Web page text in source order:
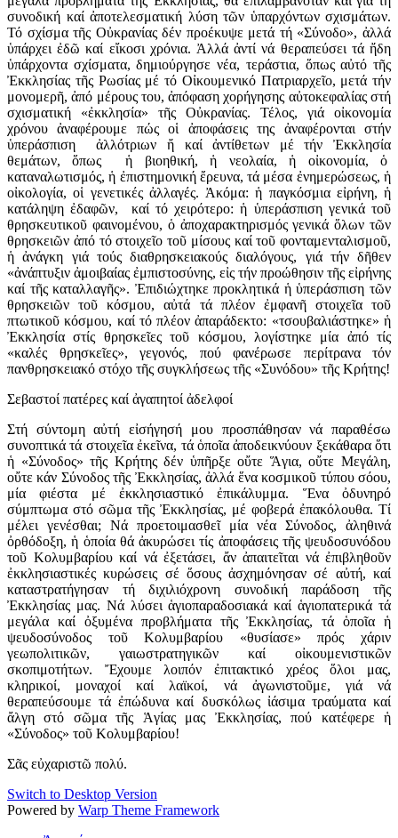
συνοδική καί ἀποτελεσματική λύση τῶν ὑπαρχόντων σχισμάτων.
Τό σχίσμα τῆς Οὐκρανίας δέν προέκυψε μετά τή «Σύνοδο», ἀλλά
ὑπάρχει ἐδῶ καί εἴκοσι χρόνια. Ἀλλά ἀντί νά θεραπεύσει τά ἤδη
ὑπάρχοντα σχίσματα, δημιούργησε νέα, τεράστια, ὅπως αὐτό τῆς
Ἐκκλησίας τῆς Ρωσίας μέ τό Οἰκουμενικό Πατριαρχεῖο, μετά τήν
μονομερῆ, ἀπό μέρους του, ἀπόφαση χορήγησης αὐτοκεφαλίας στή
σχισματική «ἐκκλησία» τῆς Οὐκρανίας. Τέλος, γιά οἰκονομία
χρόνου ἀναφέρουμε πώς οἱ ἀποφάσεις της ἀναφέρονται στήν
ὑπεράσπιση ἀλλότριων ἤ καί ἀντίθετων μέ τήν Ἐκκλησία
θεμάτων, ὅπως ἡ βιοηθική, ἡ νεολαία, ἡ οἰκονομία, ὁ
καταναλωτισμός, ἡ ἐπιστημονική ἔρευνα, τά μέσα ἐνημερώσεως, ἡ
οἰκολογία, οἱ γενετικές ἀλλαγές. Ἀκόμα: ἡ παγκόσμια εἰρήνη, ἡ
κατάληψη ἐδαφῶν, καί τό χειρότερο: ἡ ὑπεράσπιση γενικά τοῦ
θρησκευτικοῦ φαινομένου, ὁ ἀποχαρακτηρισμός γενικά ὅλων τῶν
θρησκειῶν ἀπό τό στοιχεῖο τοῦ μίσους καί τοῦ φονταμενταλισμοῦ,
ἡ ἀνάγκη γιά τούς διαθρησκειακούς διαλόγους, γιά τήν δῆθεν
«ἀνάπτυξιν ἀμοιβαίας ἐμπιστοσύνης, εἰς τήν προώθησιν τῆς εἰρήνης
καί τῆς καταλλαγῆς». Ἐπιδιώχτηκε προκλητικά ἡ ὑπεράσπιση τῶν
θρησκειῶν τοῦ κόσμου, αὐτά τά πλέον ἐμφανῆ στοιχεῖα τοῦ
πτωτικοῦ κόσμου, καί τό πλέον ἀπαράδεκτο: «τσουβαλιάστηκε» ἡ
Ἐκκλησία στίς θρησκεῖες τοῦ κόσμου, λογίστηκε μία ἀπό τίς
«καλές θρησκεῖες», γεγονός, πού φανέρωσε περίτρανα τόν
πανθρησκειακό στόχο τῆς συγκλήσεως τῆς «Συνόδου» τῆς Κρήτης!
Σεβαστοί πατέρες καί ἀγαπητοί ἀδελφοί
Στή σύντομη αὐτή εἰσήγησή μου προσπάθησαν νά παραθέσω
συνοπτικά τά στοιχεῖα ἐκεῖνα, τά ὁποῖα ἀποδεικνύουν ξεκάθαρα ὅτι
ἡ «Σύνοδος» τῆς Κρήτης δέν ὑπῆρξε οὔτε Ἅγια, οὔτε Μεγάλη,
οὔτε κάν Σύνοδος τῆς Ἐκκλησίας, ἀλλά ἕνα κοσμικοῦ τύπου σόου,
μία φιέστα μέ ἐκκλησιαστικό ἐπικάλυμμα. Ἕνα ὀδυνηρό
σύμπτωμα στό σῶμα τῆς Ἐκκλησίας, μέ φοβερά ἐπακόλουθα. Τί
μέλει γενέσθαι; Νά προετοιμασθεῖ μία νέα Σύνοδος, ἀληθινά
ὀρθόδοξη, ἡ ὁποία θά ἀκυρώσει τίς ἀποφάσεις τῆς ψευδοσυνόδου
τοῦ Κολυμβαρίου καί νά ἐξετάσει, ἄν ἀπαιτεῖται νά ἐπιβληθοῦν
ἐκκλησιαστικές κυρώσεις σέ ὅσους ἀσχημόνησαν σέ αὐτή, καί
καταστρατήγησαν τή διχιλιόχρονη συνοδική παράδοση τῆς
Ἐκκλησίας μας. Νά λύσει ἁγιοπαραδοσιακά καί ἁγιοπατερικά τά
μεγάλα καί ὀξυμένα προβλήματα τῆς Ἐκκλησίας, τά ὁποῖα ἡ
ψευδοσύνοδος τοῦ Κολυμβαρίου «θυσίασε» πρός χάριν
γεωπολιτικῶν, γαιωστρατηγικῶν καί οἰκουμενιστικῶν
σκοπιμοτήτων. Ἔχουμε λοιπόν ἐπιτακτικό χρέος ὅλοι μας,
κληρικοί, μοναχοί καί λαϊκοί, νά ἀγωνιστοῦμε, γιά νά
θεραπεύσουμε τά ἐπώδυνα καί δυσκόλως ἰάσιμα τραύματα καί
ἄλγη στό σῶμα τῆς Ἁγίας μας Ἐκκλησίας, πού κατέφερε ἡ
«Σύνοδος» τοῦ Κολυμβαρίου!
Σᾶς εὐχαριστῶ πολύ.
Switch to Desktop Version
Powered by Warp Theme Framework